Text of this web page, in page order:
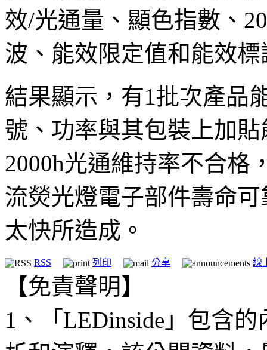
效/光通量、顯色指數、
波、能效限定值和能效
結果顯示，有1批次產品
號、功率與其包裝上加
2000h光通維持率不合格
流熒光燈電子部件壽命
太快所造成。
RSS 列印 分享 線
【免責聲明】
1、「LEDinside」包含